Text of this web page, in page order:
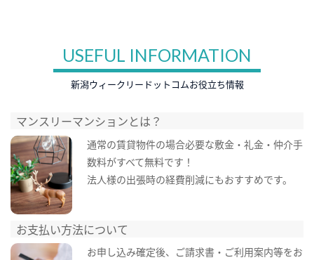
USEFUL INFORMATION
新潟ウィークリードットコムお役立ち情報
マンスリーマンションとは？
通常の賃貸物件の場合必要な敷金・礼金・仲介手
数料がすべて無料です！
法人様の出張時の経費削減にもおすすめです。
お支払い方法について
お申し込み確定後、ご請求書・ご利用案内等をお